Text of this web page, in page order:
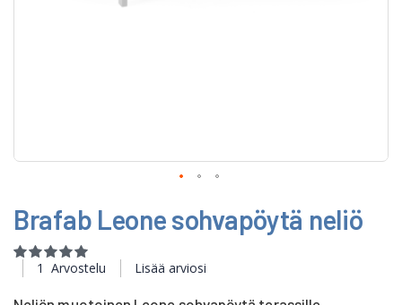
to
the
beginning
of
the
Brafab Leone sohvapöytä neliö
Rating:
100
100
1 Arvostelu Lisää arviosi